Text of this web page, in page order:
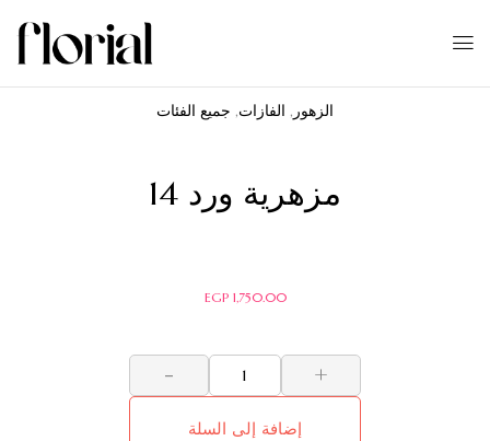
الزهور , الفازات, جميع الفئات
مزهرية ورد 14
1,750.00
EGP
+
-
إضافة إلى السلة